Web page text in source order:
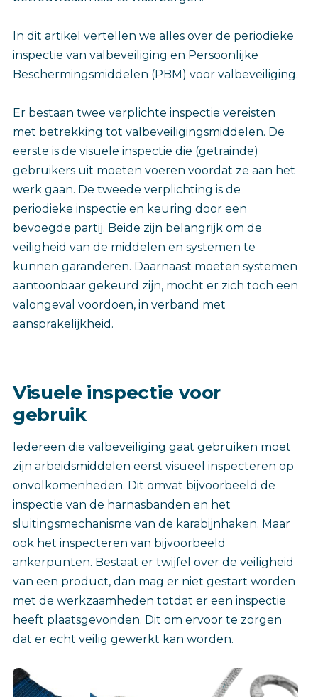
In dit artikel vertellen we alles over de periodieke
inspectie van valbeveiliging en Persoonlijke
Beschermingsmiddelen (PBM) voor valbeveiliging.
Er bestaan twee verplichte inspectie vereisten
met betrekking tot valbeveiligingsmiddelen. De
eerste is de visuele inspectie die (getrainde)
gebruikers uit moeten voeren voordat ze aan het
werk gaan. De tweede verplichting is de
periodieke inspectie en keuring door een
bevoegde partij. Beide zijn belangrijk om de
veiligheid van de middelen en systemen te
kunnen garanderen. Daarnaast moeten systemen
aantoonbaar gekeurd zijn, mocht er zich toch een
valongeval voordoen, in verband met
aansprakelijkheid.
Visuele inspectie voor
gebruik
Iedereen die valbeveiliging gaat gebruiken moet
zijn arbeidsmiddelen eerst visueel inspecteren op
onvolkomenheden. Dit omvat bijvoorbeeld de
inspectie van de harnasbanden en het
sluitingsmechanisme van de karabijnhaken. Maar
ook het inspecteren van bijvoorbeeld
ankerpunten. Bestaat er twijfel over de veiligheid
van een product, dan mag er niet gestart worden
met de werkzaamheden totdat er een inspectie
heeft plaatsgevonden. Dit om ervoor te zorgen
dat er echt veilig gewerkt kan worden.